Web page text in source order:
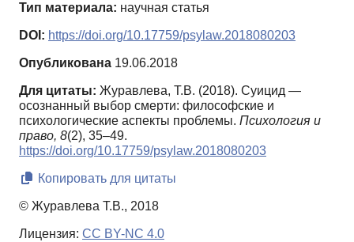
Тип материала: научная статья
DOI: https://doi.org/10.17759/psylaw.2018080203
Опубликована 19.06.2018
Для цитаты: Журавлева, Т.В. (2018). Суицид —
осознанный выбор смерти: философские и
психологические аспекты проблемы. Психология и
право, 8(2), 35–49.
https://doi.org/10.17759/psylaw.2018080203
Копировать для цитаты
© Журавлева Т.В., 2018
Лицензия: CC BY-NC 4.0